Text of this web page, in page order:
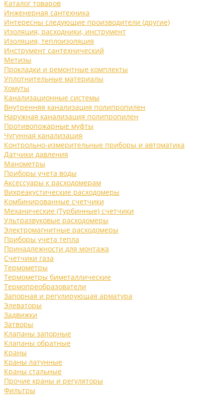
Каталог товаров
Инженерная сантехника
Интересны следующие производители (другие)
Изоляция, расходники, инструмент
Изоляция, теплоизоляция
Инструмент сантехнический
Метизы
Прокладки и ремонтные комплекты
Уплотнительные материалы
Хомуты
Канализационные системы
Внутренняя канализация полипропилен
Наружная канализация полипропилен
Противопожарные муфты
Чугунная канализация
Контрольно-измерительные приборы и автоматика
Датчики давления
Манометры
Приборы учета воды
Аксессуары к расходомерам
Вихреакустические расходомеры
Комбинированные счетчики
Механические (Турбинные) счетчики
Ультразвуковые расходомеры
Электромагнитные расходомеры
Приборы учета тепла
Принадлежности для монтажа
Счетчики газа
Термометры
Термометры биметаллические
Термопреобразователи
Запорная и регулирующая арматура
Элеваторы
Задвижки
Затворы
Клапаны запорные
Клапаны обратные
Краны
Краны латунные
Краны стальные
Прочие краны и регуляторы
Фильтры